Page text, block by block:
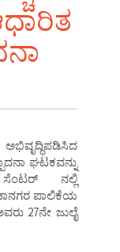
ಘಟಕವನ್ನು
ನಲ್ಲಿ
ಪಾಲಿಕೆಯ
27ನೇ ಜುಲೈ